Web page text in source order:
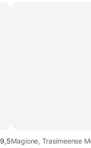
9,5Magione, Trasimeense